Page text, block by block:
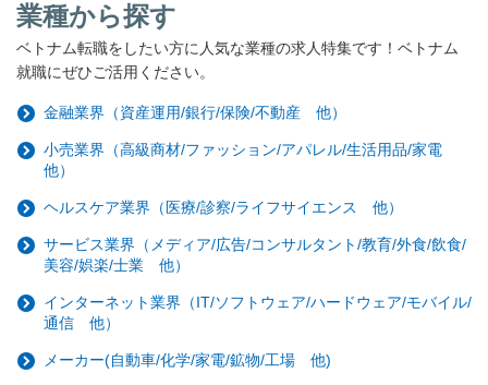
業種から探す
ベトナム転職をしたい方に人気な業種の求人特集です！ベトナム
就職にぜひご活用ください。
金融業界（資産運用/銀行/保険/不動産 他）
小売業界（高級商材/ファッション/アパレル/生活用品/家電
他）
ヘルスケア業界（医療/診察/ライフサイエンス 他）
サービス業界（メディア/広告/コンサルタント/教育/外食/飲食/
美容/娯楽/士業 他）
インターネット業界（IT/ソフトウェア/ハードウェア/モバイル/
通信 他）
メーカー(自動車/化学/家電/鉱物/工場 他)